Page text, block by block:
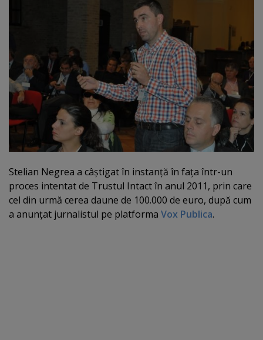
Stelian Negrea a câştigat în instanţă în faţa într-un
proces intentat de Trustul Intact în anul 2011, prin care
cel din urmă cerea daune de 100.000 de euro, după cum
a anunţat jurnalistul pe platforma Vox Publica.